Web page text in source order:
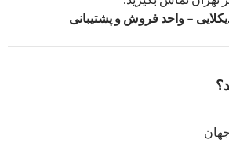
– واحد فروش و پشتیبانی